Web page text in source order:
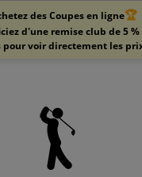
des Coupes en ligne🏆
d'une remise club de 5 %
pour voir directement les